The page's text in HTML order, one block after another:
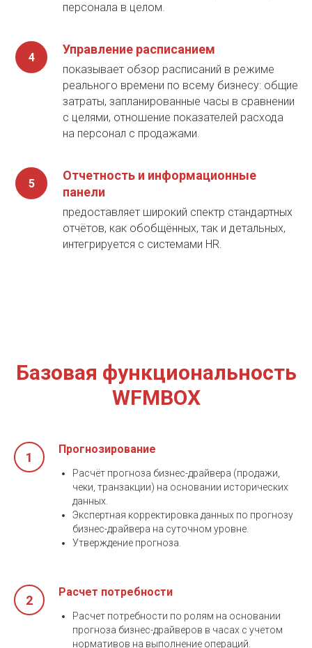
персонала в целом.
Управление расписанием
показывает обзор расписаний в режиме
реального времени по всему бизнесу: общие
затраты, запланированные часы в сравнении
с целями, отношение показателей расхода
на персонал с продажами.
Отчетность и информационные
панели
предоставляет широкий спектр стандартных
отчётов, как обобщённых, так и детальных,
интегрируется с системами HR.
Базовая функциональность
WFMBOX
Прогнозирование
Расчёт прогноза бизнес-драйвера (продажи,
чеки, транзакции) на основании исторических
данных.
Экспертная корректировка данных по прогнозу
бизнес-драйвера на суточном уровне.
Утверждение прогноза.
Расчет потребности
Расчет потребности по ролям на основании
прогноза бизнес-драйверов в часах с учетом
нормативов на выполнение операций.